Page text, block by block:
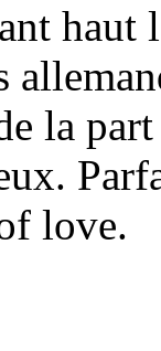
haut
la
love.